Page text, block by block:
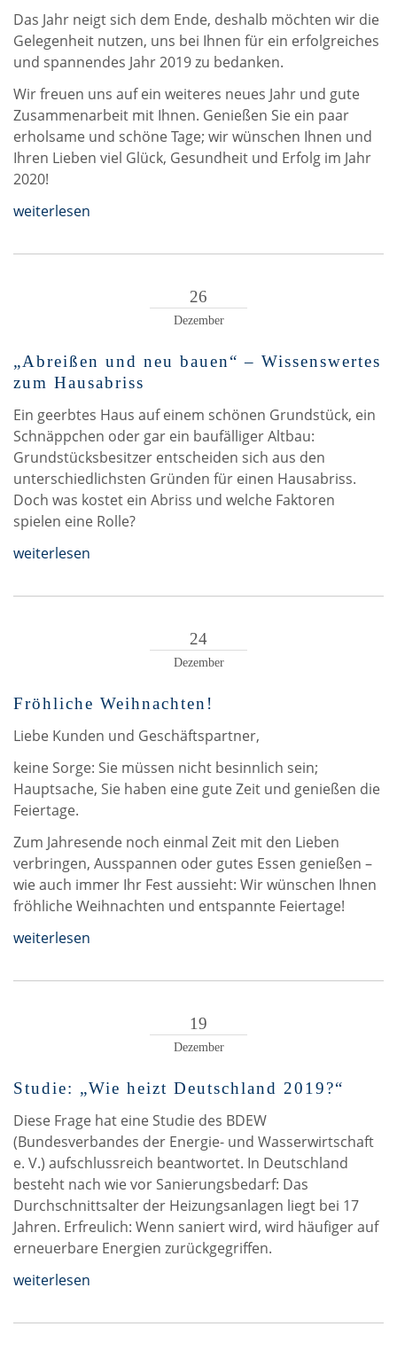
Das Jahr neigt sich dem Ende, deshalb möchten wir die
Gelegenheit nutzen, uns bei Ihnen für ein erfolgreiches
und spannendes Jahr 2019 zu bedanken.
Wir freuen uns auf ein weiteres neues Jahr und gute
Zusammenarbeit mit Ihnen. Genießen Sie ein paar
erholsame und schöne Tage; wir wünschen Ihnen und
Ihren Lieben viel Glück, Gesundheit und Erfolg im Jahr
2020!
weiterlesen
26
Dezember
„Abreißen und neu bauen“ – Wissenswertes
zum Hausabriss
Ein geerbtes Haus auf einem schönen Grundstück, ein
Schnäppchen oder gar ein baufälliger Altbau:
Grundstücksbesitzer entscheiden sich aus den
unterschiedlichsten Gründen für einen Hausabriss.
Doch was kostet ein Abriss und welche Faktoren
spielen eine Rolle?
weiterlesen
24
Dezember
Fröhliche Weihnachten!
Liebe Kunden und Geschäftspartner,
keine Sorge: Sie müssen nicht besinnlich sein;
Hauptsache, Sie haben eine gute Zeit und genießen die
Feiertage.
Zum Jahresende noch einmal Zeit mit den Lieben
verbringen, Ausspannen oder gutes Essen genießen –
wie auch immer Ihr Fest aussieht: Wir wünschen Ihnen
fröhliche Weihnachten und entspannte Feiertage!
weiterlesen
19
Dezember
Studie: „Wie heizt Deutschland 2019?“
Diese Frage hat eine Studie des BDEW
(Bundesverbandes der Energie- und Wasserwirtschaft
e. V.) aufschlussreich beantwortet. In Deutschland
besteht nach wie vor Sanierungsbedarf: Das
Durchschnittsalter der Heizungsanlagen liegt bei 17
Jahren. Erfreulich: Wenn saniert wird, wird häufiger auf
erneuerbare Energien zurückgegriffen.
weiterlesen